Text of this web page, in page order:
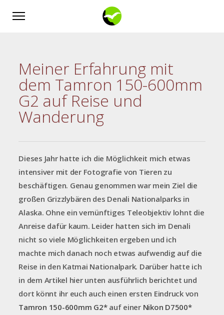
Meiner Erfahrung mit
dem Tamron 150-600mm
G2 auf Reise und
Wanderung
Dieses Jahr hatte ich die Möglichkeit mich etwas
intensiver mit der Fotografie von Tieren zu
beschäftigen. Genau genommen war mein Ziel die
großen Grizzlybären des Denali Nationalparks in
Alaska. Ohne ein vernünftiges Teleobjektiv lohnt die
Anreise dafür kaum. Leider hatten sich im Denali
nicht so viele Möglichkeiten ergeben und ich
machte mich danach noch etwas aufwendig auf die
Reise in den Katmai Nationalpark. Darüber hatte ich
in dem Artikel hier unten ausführlich berichtet und
dort könnt ihr euch auch einen ersten Eindruck von
Tamron 150-600mm G2*auf einer Nikon D7500*